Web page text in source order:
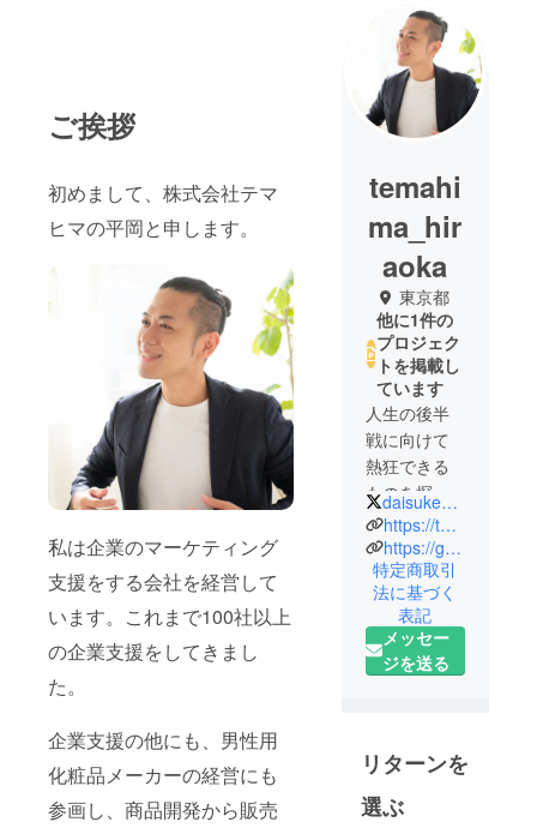
ご挨拶
初めまして、株式会社テマ
ヒマの平岡と申します。
私は企業のマーケティング
支援をする会社を経営して
います。これまで100社以上
の企業支援をしてきまし
た。
企業支援の他にも、男性用
化粧品メーカーの経営にも
参画し、商品開発から販売
temahi
ma_hir
aoka
東京都
他に1件の
プロジェク
トを掲載し
ています
人生の後半
戦に向けて
熱狂できる
ものを探し
ていたとこ
ろ、ゲーム
にどっぷり
とハマりま
した。。実
際にコンテ
ンツやコ
触れたこと
で、e-sports
の魅力を感
daisuke_hiraoka
https://temahima.co.jp/
https://gachisup.com/
特定商取引
法に基づく
表記
メッセー
ジを送る
リターンを
選ぶ